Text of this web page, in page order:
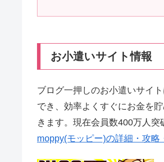
お小遣いサイト情報
ブログ一押しのお小遣いサイ
でき、効率よくすぐにお金を
きます。現在会員数400万人突
moppy(モッピー)の詳細・攻略